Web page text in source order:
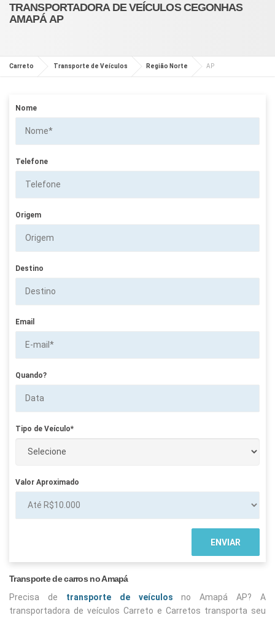
TRANSPORTADORA DE VEÍCULOS CEGONHAS
AMAPÁ AP
Carreto Transporte de Veículos Região Norte AP
Nome
Telefone
Origem
Destino
Email
Quando?
Tipo de Veículo*
Valor Aproximado
Transporte de carros no Amapá
Precisa de transporte de veículos no Amapá AP? A
transportadora de veículos Carreto e Carretos transporta seu